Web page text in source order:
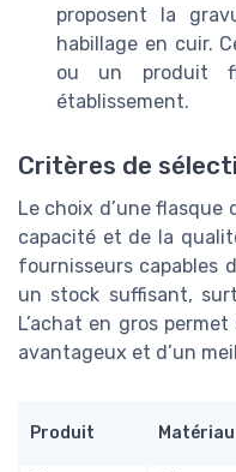
proposent la
habillage en cuir.
ou un produit
établissement.
Critères de
Le choix d’une flasque
capacité et de la
fournisseurs capables
un stock suffisant,
L’achat en gros
avantageux et d’un
Produit Matériau